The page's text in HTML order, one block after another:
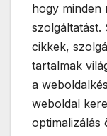
hogy minden
cikkek,
tartalmak
a
weboldal
optimalizálás